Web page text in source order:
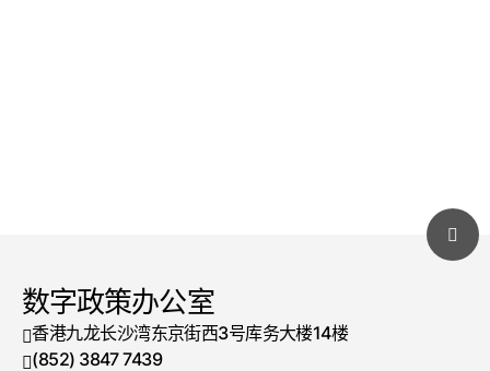
数字政策办公室
香港九龙长沙湾东京街西3号库务大楼14楼
电话号码
(852) 3847 7439